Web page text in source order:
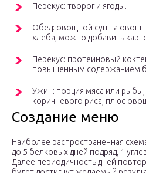
Перекус: творог и ягоды.
Обед: овощной суп на
хлеба, можно добавить
Перекус: протеиновый
повышенным содержанием
Ужин: порция мяса или
коричневого риса, плюс
Создание меню
Наиболее распространенная
до 5 белковых дней подряд, 1
Далее периодичность дней